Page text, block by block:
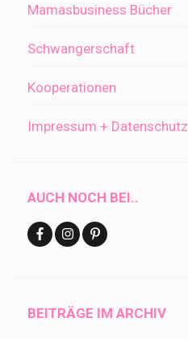
Mamasbusiness Bücher
Schwangerschaft
Kooperationen
Impressum + Datenschutz
AUCH NOCH BEI..
BEITRÄGE IM ARCHIV